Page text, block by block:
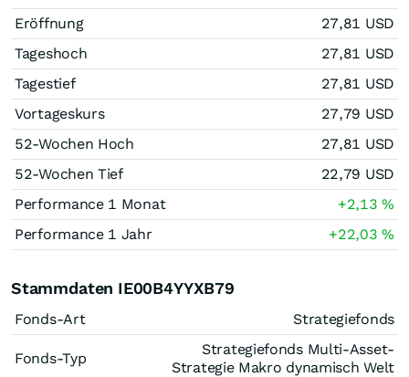
Eröffnung
27,81 USD
Tageshoch
27,81 USD
Tagestief
27,81 USD
Vortageskurs
27,79 USD
52-Wochen Hoch
27,81 USD
52-Wochen Tief
22,79 USD
Performance 1 Monat
+2,13%
Performance 1 Jahr
+22,03%
Stammdaten IE00B4YYXB79
Fonds-Art Strategiefonds
Fonds-Typ
Strategiefonds Multi-Asset-
Strategie Makro dynamisch Welt